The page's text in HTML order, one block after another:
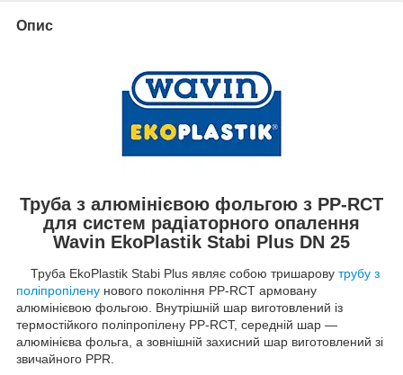
Опис
Труба з алюмінієвою фольгою з PP-RCT
для систем радіаторного опалення
Wavin EkoPlastik Stabi Plus DN 25
Труба EkoPlastik Stabi Plus являє собою тришарову трубу з
поліпропілену нового покоління PP-RCT армовану
алюмінієвою фольгою. Внутрішній шар виготовлений із
термостійкого поліпропілену PP-RCT, середній шар —
алюмінієва фольга, а зовнішній захисний шар виготовлений зі
звичайного PPR.